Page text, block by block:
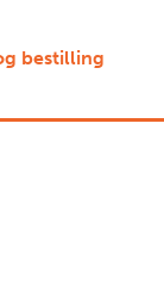
bestilling